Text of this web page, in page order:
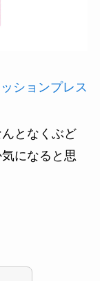
ションプレス
となくぶど
になると思